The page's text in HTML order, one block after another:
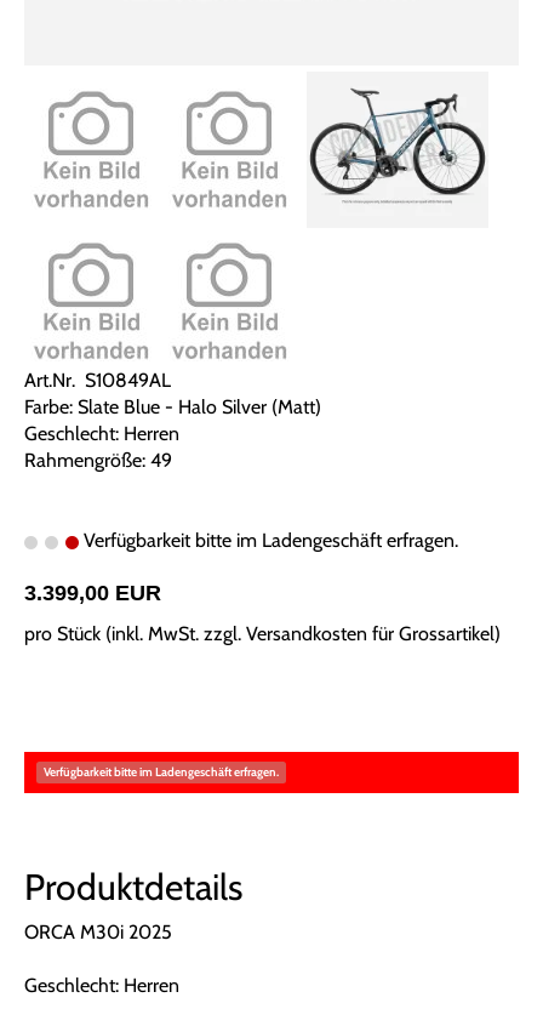
Art.Nr. S10849AL
Farbe: Slate Blue - Halo Silver (Matt)
Geschlecht: Herren
Rahmengröße: 49
Verfügbarkeit bitte im Ladengeschäft erfragen.
3.399,00 EUR
pro Stück (inkl. MwSt. zzgl. Versandkosten für Grossartikel)
Verfügbarkeit bitte im Ladengeschäft erfragen.
Produktdetails
ORCA M30i 2025
Geschlecht: Herren